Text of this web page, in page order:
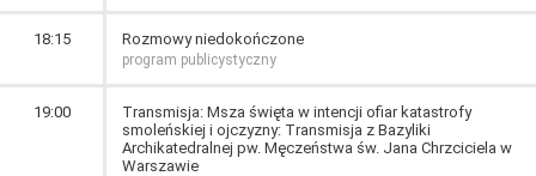
18:15 Rozmowy niedokończone
program publicystyczny
19:00
Transmisja: Msza święta w intencji ofiar katastrofy
smoleńskiej i ojczyzny: Transmisja z Bazyliki
Archikatedralnej pw. Męczeństwa św. Jana Chrzciciela w
Warszawie